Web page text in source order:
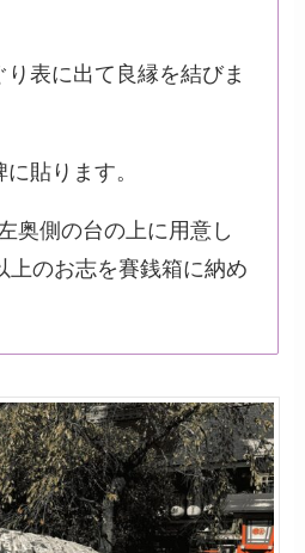
表に出て良縁を結びま
貼ります。
奥側の台の上に用意し
上のお志を賽銭箱に納め